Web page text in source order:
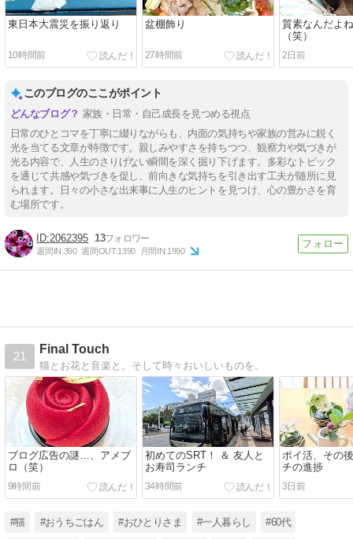
東日本大震災を振り返り
10時間前
盆棚飾り
27時間前
質素なんだよ
（笑）
2日前
このブログのここがポイント
家族・日常・自己成長を見つめる視点
日常のひとコマを丁寧に綴りながらも、内面の気持ちや家族の営みに鋭く
光を当てる文章が特徴です。親しみやすさを持ちつつ、観察力や気づきが
光る内容で、人生のさりげない瞬間を深く掘り下げます。多彩なトピック
を通じて共感や気づきを促し、前向きな気持ちを引き出す工夫が随所に見
られます。日々の小さな出来事に人生のヒントを見つけ、心の豊かさを育
む場所です。
2062395 13
週間IN:390 週間OUT:1390 月間IN:1990
21
Final Touch
猫とお花と音楽と。そして時々おいしいものを。
ブログ広告の謎…、アメブ
ロ（笑）
9時間前
初めてのSRT！ ＆ 友人と
お寿司ランチ
34時間前
ポイ活、その
チの進捗
3日前
#猫 #おうちごはん #おひとりさま #一人暮らし #60代